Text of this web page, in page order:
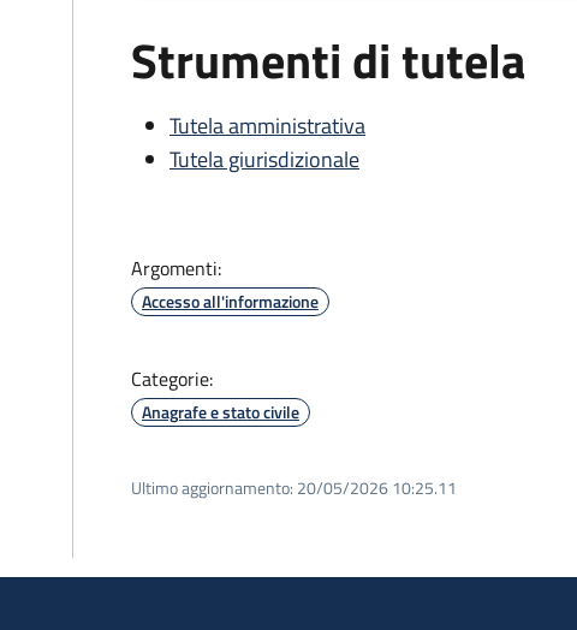
Strumenti di tutela
Tutela amministrativa
Tutela giurisdizionale
Argomenti:
Accesso all'informazione
Categorie:
Anagrafe e stato civile
Ultimo aggiornamento: 20/05/2026 10:25.11